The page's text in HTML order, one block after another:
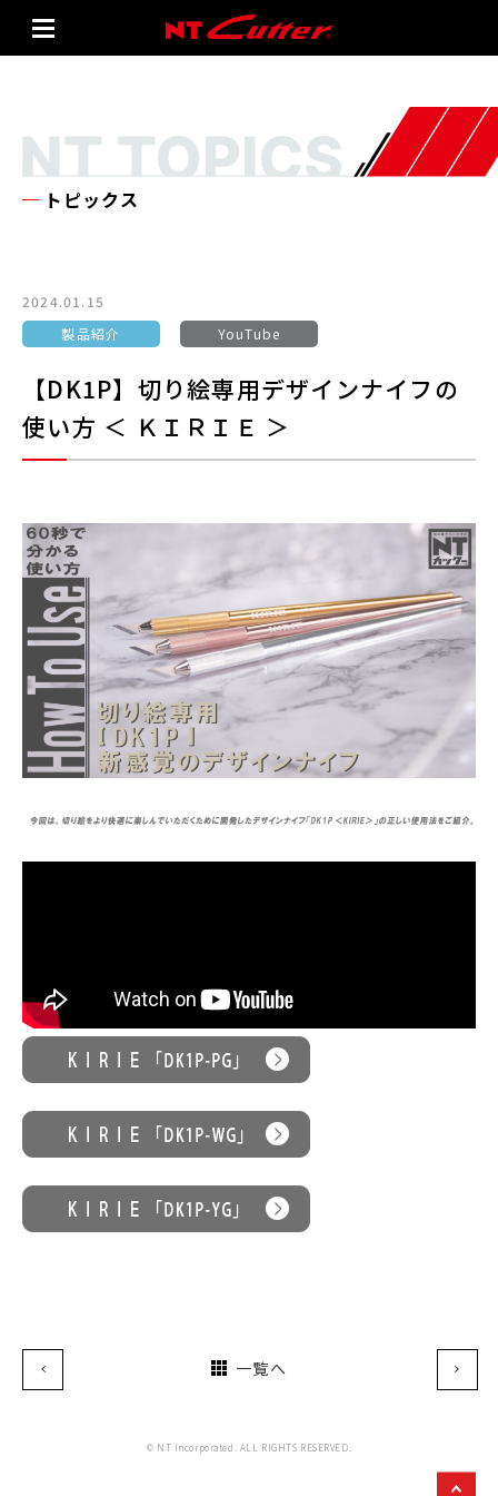
トピックス
2024.01.15
製品紹介
YouTube
【DK1P】切り絵専用デザインナイフの
使い方 ＜ ＫＩＲＩＥ ＞
一覧へ
© NT Incorporated. ALL RIGHTS RESERVED.